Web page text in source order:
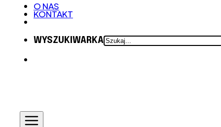
O NAS
KONTAKT
WYSZUKIWARKASZUKAJ